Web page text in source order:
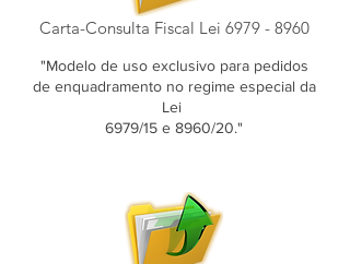
Carta-Consulta Fiscal Lei 6979 - 8960
"Modelo de uso exclusivo para pedidos
de enquadramento no regime especial da
Lei
6979/15 e 8960/20."